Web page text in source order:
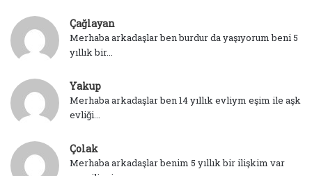
Çağlayan
Merhaba arkadaşlar ben burdur da yaşıyorum beni 5
yıllık bir...
Yakup
Merhaba arkadaşlar ben 14 yıllık evliym eşim ile aşk
evliği...
Çolak
Merhaba arkadaşlar benim 5 yıllık bir ilişkim var